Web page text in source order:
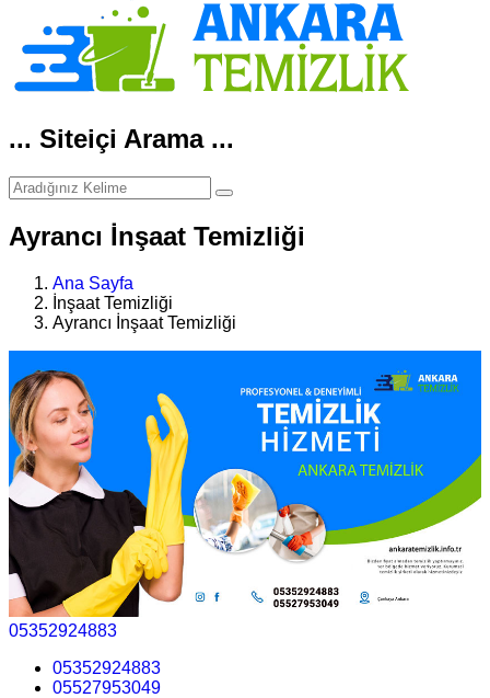
... Siteiçi Arama ...
Ayrancı İnşaat Temizliği
Ana Sayfa
İnşaat Temizliği
Ayrancı İnşaat Temizliği
05352924883
05352924883
05527953049